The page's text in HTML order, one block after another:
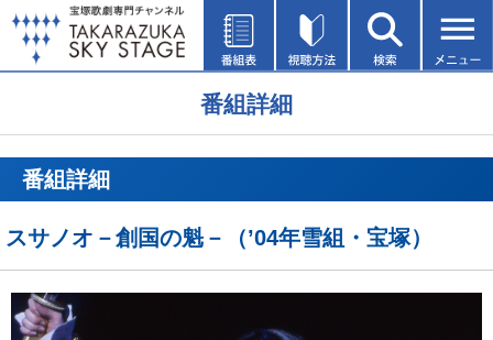
番組詳細
番組詳細
スサノオ－創国の魁－（’04年雪組・宝塚）